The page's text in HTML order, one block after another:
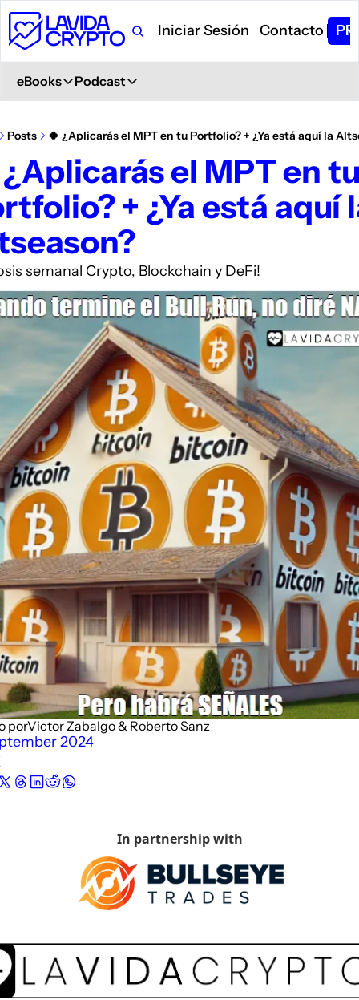
Iniciar Sesión Contacto
eBooks
eBooks
Primeros Pasos en Crypto
Glosario de Términos Crypto
+400 términos
Curso de Trading
PDF explicativo
Podcast
Podcast
Ver en YouTube
Spotify
Description
Apple Podcast
Amazon Podcast
Description
YouTube Music
Description
Podimo
Description
Posts 🍀 ¿Aplicarás el MPT en tu Portfolio? + ¿Ya está aquí la
el MPT en
+ ¿Ya está aquí
semanal Crypto, Blockchain y DeFi!
porVictor Zabalgo & Roberto Sanz
2024
In partnership with